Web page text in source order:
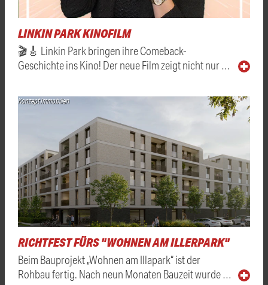
LINKIN PARK KINOFILM
🎬🎸 Linkin Park bringen ihre Comeback-
Geschichte ins Kino! Der neue Film zeigt nicht nur …
Konzept Immobilien
RICHTFEST FÜRS "WOHNEN AM ILLERPARK"
Beim Bauprojekt „Wohnen am Illapark“ ist der
Rohbau fertig. Nach neun Monaten Bauzeit wurde …